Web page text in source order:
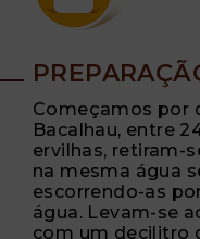
Começamos por
Bacalhau, entre
ervilhas, retiram-
na mesma água
escorrendo-as
água. Levam-se
com um decilitro